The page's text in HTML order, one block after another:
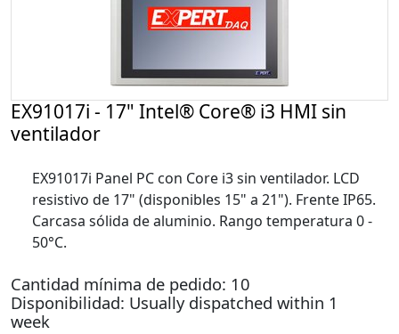
EX91017i - 17" Intel® Core® i3 HMI sin
ventilador
EX91017i Panel PC con Core i3 sin ventilador. LCD
resistivo de 17" (disponibles 15" a 21"). Frente IP65.
Carcasa sólida de aluminio. Rango temperatura 0 -
50°C.
Cantidad mínima de pedido: 10
Disponibilidad: Usually dispatched within 1
week